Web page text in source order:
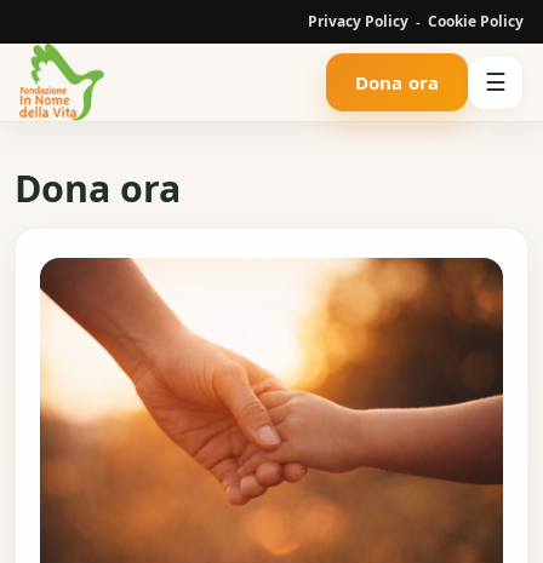
Privacy Policy - Cookie Policy
Dona ora ☰
Dona ora